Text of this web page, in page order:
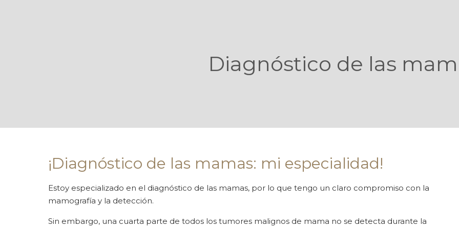
Diagnóstico de las
¡Diagnóstico de las mamas: mi especialidad!
Estoy especializado en el diagnóstico de las mamas, por lo que tengo un claro compromiso con la
mamografía y la detección.
Sin embargo, una cuarta parte de todos los tumores malignos de mama no se detecta durante la